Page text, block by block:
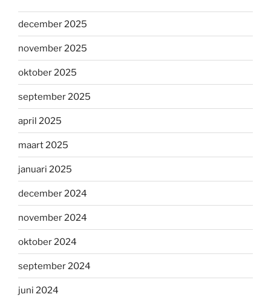
december 2025
november 2025
oktober 2025
september 2025
april 2025
maart 2025
januari 2025
december 2024
november 2024
oktober 2024
september 2024
juni 2024